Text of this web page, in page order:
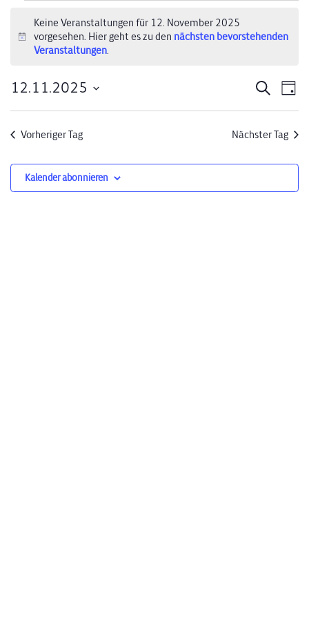
Veranstaltungen
für
2025
Hinweis
Keine Veranstaltungen für 12. November 2025
vorgesehen. Hier geht es zu den nächsten bevorstehenden
Veranstaltungen.
Suche
und
Suche
Tag
12.11.2025
Vorheriger Tag
Nächster Tag
Kalender abonnieren